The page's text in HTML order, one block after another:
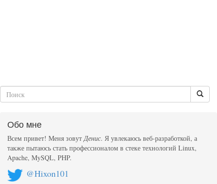
Обо мне
Всем привет! Меня зовутДенис. Я увлекаюсь веб-разработкой, а
также пытаюсь стать профессионалом в стеке технологий Linux,
Apache, MySQL, PHP.
@Hixon101